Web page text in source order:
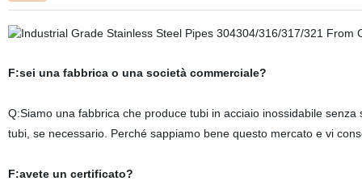
F:sei una fabbrica o una società commerciale?
Q:Siamo una fabbrica che produce tubi in acciaio inossidabile
tubi, se necessario. Perché sappiamo bene questo mercato e vi
F:avete un certificato?